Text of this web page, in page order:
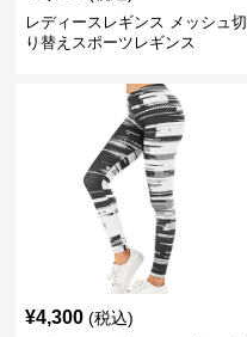
レディースレギンス メッシュ切
り替えスポーツレギンス
¥4,300 (税込)